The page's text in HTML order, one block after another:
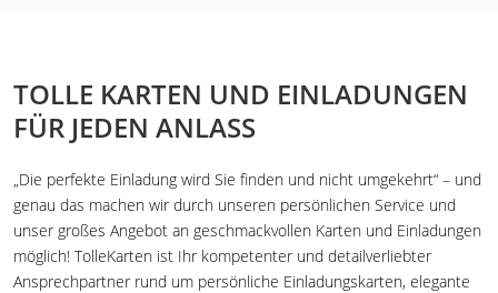
TOLLE KARTEN UND EINLADUNGEN
FÜR JEDEN ANLASS
„Die perfekte Einladung wird Sie finden und nicht umgekehrt“ – und
genau das machen wir durch unseren persönlichen Service und
unser großes Angebot an geschmackvollen Karten und Einladungen
möglich! TolleKarten ist Ihr kompetenter und detailverliebter
Ansprechpartner rund um persönliche Einladungskarten, elegante